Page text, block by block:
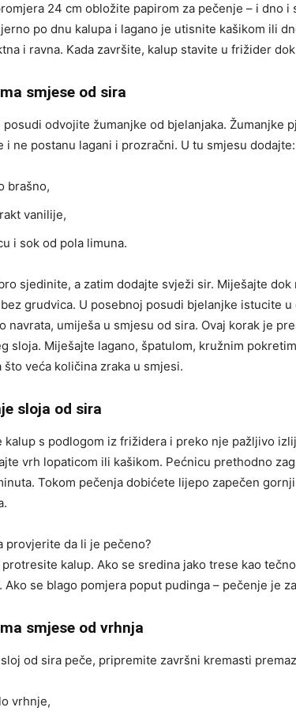
24 cm obložite papirom za pečenje – i dno
po dnu kalupa i lagano je utisnite kašikom ili
i ravna. Kada završite, kalup stavite u frižider
smjese od sira
posudi odvojite žumanjke od bjelanjaka. Žumanjke
i ne postanu lagani i prozračni. U tu smjesu dodajte:
brašno,
vanilije,
i sok od pola limuna.
sjedinite, a zatim dodajte svježi sir. Miješajte
grudvica. U posebnoj posudi bjelanjke istucite
navrata, umiješa u smjesu od sira. Ovaj korak je
sloja. Miješajte lagano, špatulom, kružnim
što veća količina zraka u smjesi.
sloja od sira
kalup s podlogom iz frižidera i preko nje pažljivo
vrh lopaticom ili kašikom. Pećnicu prethodno
Tokom pečenja dobićete lijepo zapečen
provjerite da li je pečeno?
protresite kalup. Ako se sredina jako trese kao
Ako se blago pomjera poput pudinga – pečenje je
smjese od vrhnja
od sira peče, pripremite završni kremasti
vrhnje,